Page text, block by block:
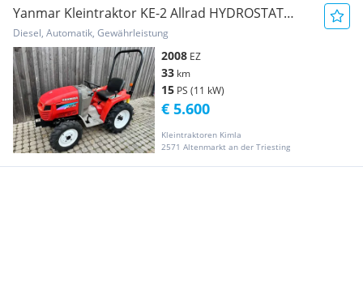
Yanmar Kleintraktor KE-2 Allrad HYDROSTAT
Aut... Agrarfahrzeug
Diesel, Automatik, Gewährleistung
2008 EZ
33 km
15 PS (11 kW)
Kleintraktoren Kimla
2571 Altenmarkt an der Triesting
€ 5.600